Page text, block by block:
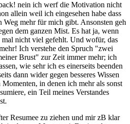
nein ich werf die Motivation nicht
allein weil ich eingesehen habe dass
Weg mehr für mich gibt. Ansonsten geh
dem ganzen Mist. Es hat ja, wenn
mal nicht viel gefehlt. Und wofür, das
Ich verstehe den Spruch "zwei
Brust" zur Zeit immer mehr; ich
wie sehr ich es einerseits beenden
dann wider gegen besseres Wissen
in denen ich mehr als sonst
ein Teil meines Verstandes
Resumee zu ziehen und mir zB klar